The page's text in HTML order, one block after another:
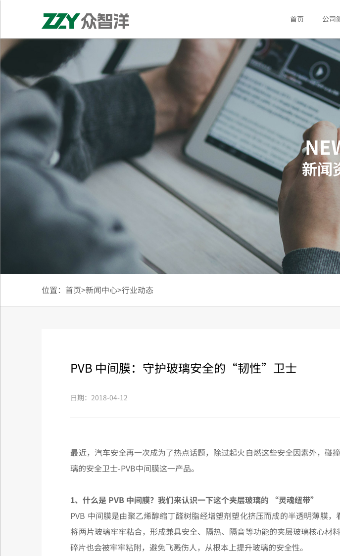
首页 公司
新闻
位置： 首页>新闻中心>行业动态
PVB 中间膜：守护玻璃安全的“韧性”卫士
日期：2018-04-12
最近，汽车安全再一次成为了热点话题，除过起火自燃这些安全因素外，
璃的安全卫士-PVB中间膜这一产品。
1、什么是 PVB 中间膜？我们来认识一下这个夹层玻璃的 “灵魂纽带”
PVB 中间膜是由聚乙烯醇缩丁醛树脂经增塑剂塑化挤压而成的半透明薄膜
将两片玻璃牢牢粘合，形成兼具安全、隔热、隔音等功能的夹层玻璃核心材
碎片也会被牢牢粘附，避免飞溅伤人，从根本上提升玻璃的安全性。